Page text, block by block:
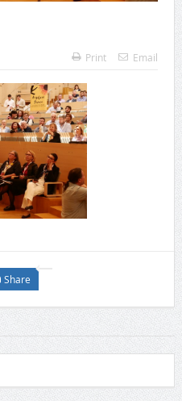
Print Email
Share